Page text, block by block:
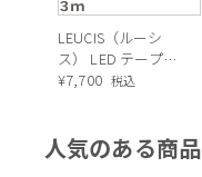
３ｍ
LEUCIS（ルーシ
ス） LED テープラ
イト（３m）
¥7,700 税込
人気のある商品